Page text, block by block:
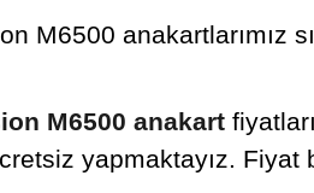
M6500 anakartlarımız
M6500 anakart
yapmaktayız. Fiyat